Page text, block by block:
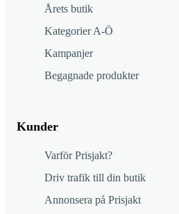
Årets butik
Kategorier A-Ö
Kampanjer
Begagnade produkter
Kunder
Varför Prisjakt?
Driv trafik till din butik
Annonsera på Prisjakt